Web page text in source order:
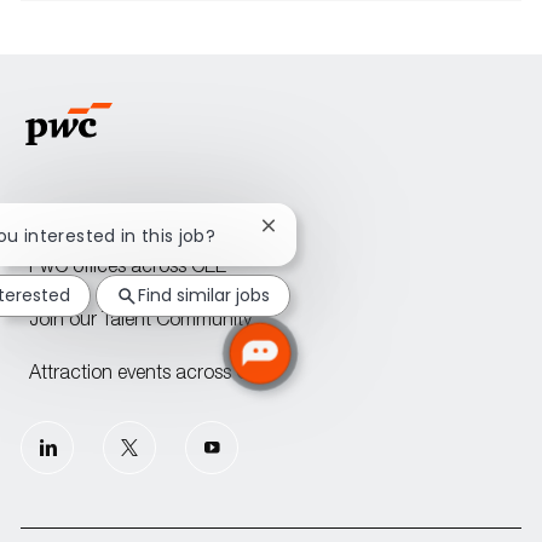
PwC offices across CEE
Join our Talent Community
Attraction events across CEE
follow
interested in this job?
Close
chatbot
notification
Find similar jobs